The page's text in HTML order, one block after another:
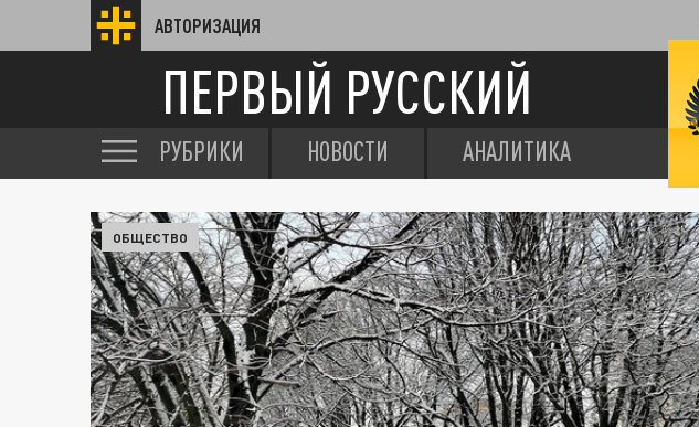
АВТОРИЗАЦИЯ
ПЕРВЫЙ РУССКИЙ
РУБРИКИ НОВОСТИ АНАЛИТИКА
ОБЩЕСТВО